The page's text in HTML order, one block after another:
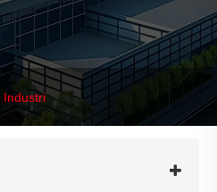
Industri